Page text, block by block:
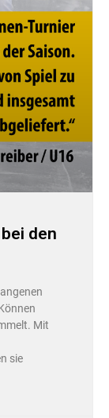
den
Mit
sie